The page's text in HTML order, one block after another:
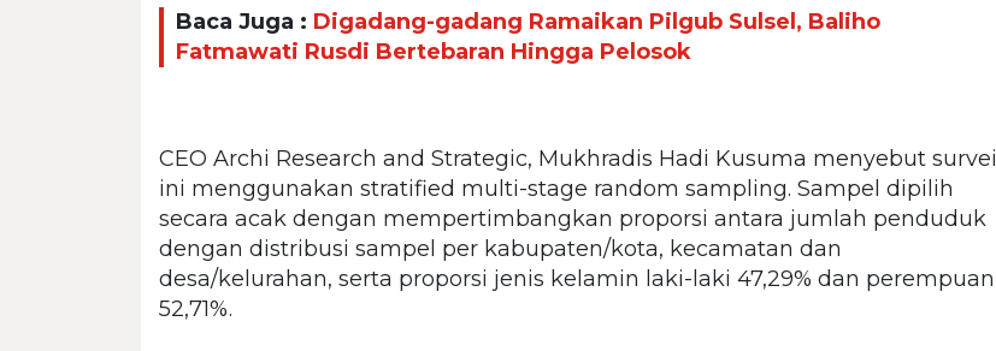
Baca Juga : Digadang-gadang Ramaikan Pilgub Sulsel, Baliho
Fatmawati Rusdi Bertebaran Hingga Pelosok
CEO Archi Research and Strategic, Mukhradis Hadi Kusuma menyebut survei
ini menggunakan stratified multi-stage random sampling. Sampel dipilih
secara acak dengan mempertimbangkan proporsi antara jumlah penduduk
dengan distribusi sampel per kabupaten/kota, kecamatan dan
desa/kelurahan, serta proporsi jenis kelamin laki-laki 47,29% dan perempuan
52,71%.